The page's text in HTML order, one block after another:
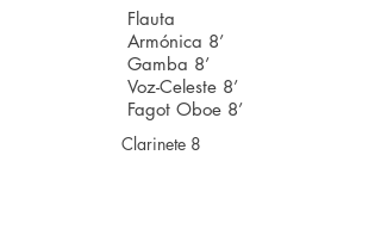
Flauta
Armónica 8’
Gamba 8’
Voz-Celeste 8’
Fagot Oboe 8’
Clarinete 8